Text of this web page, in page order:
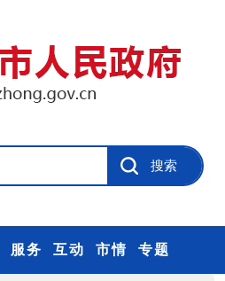
服务 互动 市情 专题